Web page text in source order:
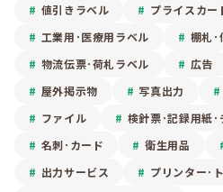
値引きラベル
プライスカー
工業用･医療用ラベル
棚札･
物流伝票･荷札ラベル
広告
屋外掲示物
写真出力
ファイル
検針票･記録用紙･
名刺･カード
衛生用品
出力サービス
プリンター･